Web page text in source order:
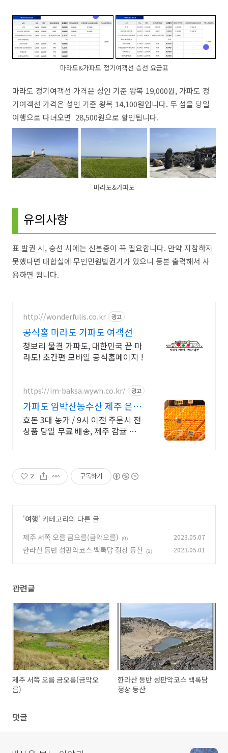
마라도&가파도 정기여객선 승선 요금표
마라도 정기여객선 가격은 성인 기준 왕복 19,000원, 가파도 정
기여객선 가격은 성인 기준 왕복 14,100원입니다. 두 섬을 당일
여행으로 다녀오면 28,500원으로 할인됩니다.
마라도&가파도
유의사항
표 발권 시, 승선 시에는 신분증이 꼭 필요합니다. 만약 지참하지
못했다면 대합실에 무인민원발권기가 있으니 등본 출력해서 사
용하면 됩니다.
http://wonderfulis.co.kr 광고
공식홈 마라도 가파도 여객선
청보리 물결 가파도, 대한민국 끝 마
라도! 초간편 모바일 공식홈페이지 !
https://im-baksa.wywh.co.kr/ 광고
가파도 임박산농수산 제주 은갈
지, 옥돔 판매
효돈 3대 농가 / 9시 이전 주문시 전
상품 당일 무료 배송, 제주 감귤 농장
2 구독하기
'여행' 카테고리의 다른 글
제주 서쪽 오름 금오름(금악오름)
(0) 2023.05.07
한라산 등반 성판악코스 백록담 정상 등산 (1) 2023.05.01
관련글
제주 서쪽 오름 금오름(금악오
름)
한라산 등반 성판악코스 백록담
정상 등산
댓글